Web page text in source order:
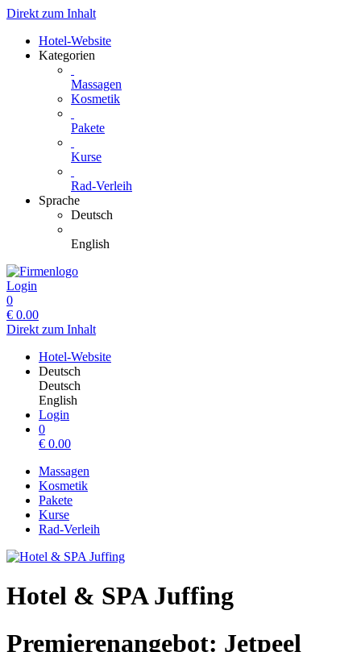
Direkt zum Inhalt
Hotel-Website
Kategorien
Massagen
Kosmetik
Pakete
Kurse
Rad-Verleih
Sprache
Deutsch
English
Login
0
€ 0.00
Direkt zum Inhalt
Hotel-Website
Deutsch
Deutsch
English
Login
0
€ 0.00
Massagen
Kosmetik
Pakete
Kurse
Rad-Verleih
Hotel & SPA Juffing
Premierenangebot: Jetpeel